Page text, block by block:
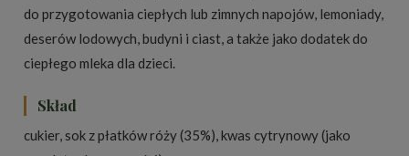
do przygotowania ciepłych lub zimnych napojów, lemoniady,
deserów lodowych, budyni i ciast, a także jako dodatek do
ciepłego mleka dla dzieci.
Skład
cukier, sok z płatków róży (35%), kwas cytrynowy (jako